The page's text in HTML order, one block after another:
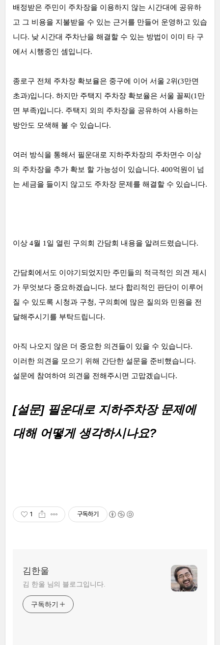
배정받은 주민이 주차장을 이용하지 않는 시간대에 공유하
고 그 비용을 지불받을 수 있는 근거를 만들어 운영하고 있습
니다. 낮 시간대 주차난을 해결할 수 있는 방법이 이미 타 구
에서 시행중인 셈입니다.
종로구 전체 주차장 확보율은 중구에 이어 서울 2위(3만면
초과)입니다. 하지만 주택지 주차장 확보율은 서울 꼴찌(1만
면 부족)입니다. 주택지 외의 주차장을 공유하여 사용하는
방안도 모색해 볼 수 있습니다.
여러 방식을 통해서 필운대로 지하주차장의 주차면수 이상
의 주차장을 추가 확보 할 가능성이 있습니다. 400억원이 넘
는 세금을 들이지 않고도 주차장 문제를 해결할 수 있습니다.
이상 4월 1일 열린 구의회 간담회 내용을 알려드렸습니다.
간담회에서도 이야기되었지만 주민들의 적극적인 의견 제시
가 무엇보다 중요하겠습니다. 보다 합리적인 판단이 이루어
질 수 있도록 시청과 구청, 구의회에 많은 질의와 민원을 전
달해주시기를 부탁드립니다.
아직 나오지 않은 더 중요한 의견들이 있을 수 있습니다.
이러한 의견을 모으기 위해 간단한 설문을 준비했습니다.
설문에 참여하여 의견을 전해주시면 고맙겠습니다.
[설문] 필운대로 지하주차장 문제에
대해 어떻게 생각하시나요?
1 구독하기
김한울
김 한울 님의 블로그입니다.
구독하기